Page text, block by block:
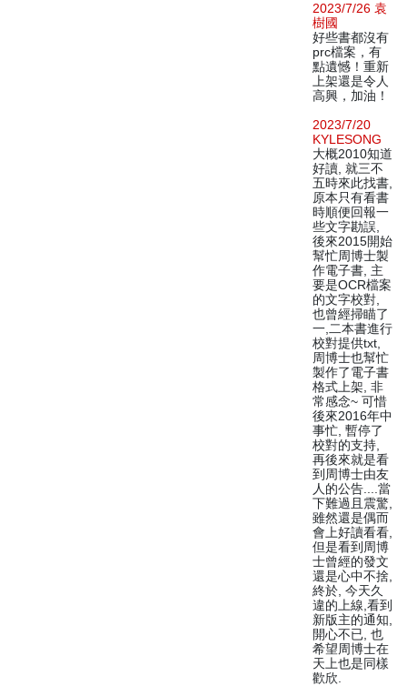
2023/7/26 袁
樹國
好些書都沒有
prc檔案，有
點遺憾！重新
上架還是令人
高興，加油！
2023/7/20
KYLESONG
大概2010知道
好讀, 就三不
五時來此找書,
原本只有看書
時順便回報一
些文字勘誤,
後來2015開始
幫忙周博士製
作電子書, 主
要是OCR檔案
的文字校對,
也曾經掃瞄了
一,二本書進行
校對提供txt,
周博士也幫忙
製作了電子書
格式上架, 非
常感念~ 可惜
後來2016年中
事忙, 暫停了
校對的支持,
再後來就是看
到周博士由友
人的公告....當
下難過且震驚,
雖然還是偶而
會上好讀看看,
但是看到周博
士曾經的發文
還是心中不捨,
終於, 今天久
違的上線,看到
新版主的通知,
開心不已, 也
希望周博士在
天上也是同樣
歡欣.